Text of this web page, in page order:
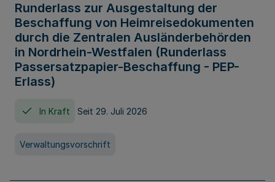
Runderlass zur Ausgestaltung der
Beschaffung von Heimreisedokumenten
durch die Zentralen Ausländerbehörden
in Nordrhein-Westfalen (Runderlass
Passersatzpapier-Beschaffung - PEP-
Erlass)
In Kraft Seit 29. Juli 2026
Verwaltungsvorschrift